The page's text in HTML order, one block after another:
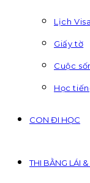
Lịch
Giấy tờ
Cuộc
Học
CON ĐI HỌC
THI BẰNG LÁI